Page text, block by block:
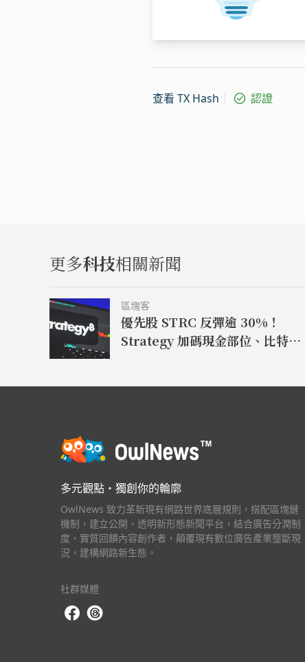
查看 TX Hash 認證
更多科技相關新聞
區塊客
優先股 STRC 反彈逾 30%！
Strategy 加碼現金部位、比特幣止
多元觀點・獨創你的輪廓
OwlNews 致力革新現有網路世界底層規則，搭配區塊鏈
機制，建立公開、透明新形態新聞平台，結合廣告分潤制
度，實質回饋內容創作者，顛覆現有數位廣告產業壟斷現
況，建構網路新生態。
社群媒體